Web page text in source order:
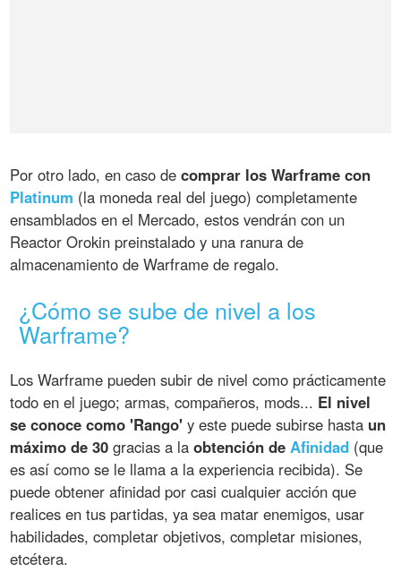
Por otro lado, en caso decomprar los Warframe con
Platinum (la moneda real del juego) completamente
ensamblados en el Mercado, estos vendrán con un
Reactor Orokin preinstalado y una ranura de
almacenamiento de Warframe de regalo.
¿Cómo se sube de nivel a los
Warframe?
Los Warframe pueden subir de nivel como prácticamente
todo en el juego; armas, compañeros, mods... El nivel
se conoce como 'Rango' y este puede subirse hasta un
máximo de 30 gracias a laobtención deAfinidad (que
es así como se le llama a la experiencia recibida). Se
puede obtener afinidad por casi cualquier acción que
realices en tus partidas, ya sea matar enemigos, usar
habilidades, completar objetivos, completar misiones,
etcétera.